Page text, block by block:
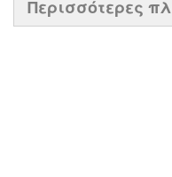
Περισσότερες